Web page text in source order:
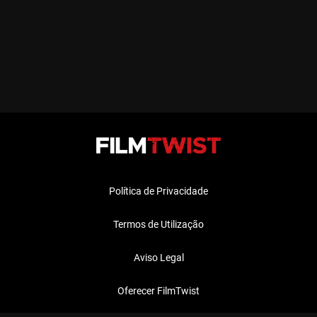
Política de Privacidade
Termos de Utilização
Aviso Legal
Oferecer FilmTwist